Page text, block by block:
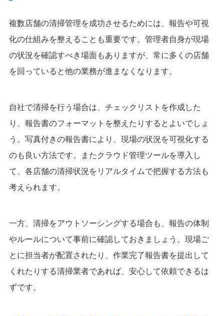
複数店舗の清掃管理を成功させるためには、報告や可視
化の仕組みを整えることも重要です。管理者自身が現場
の状況を確認すべき場面もありますが、常に多くの店舗
を回っていると他の業務が進まなくなります。
自社で清掃を行う場合は、チェックリストを作成した
り、報告書のフォーマットを整えたりするとよいでしょ
う。写真付きの報告書により、現場の状況を可視化する
のも良い方法です。またクラウド管理ツールを導入し
て、各店舗の清掃状況をリアルタイムで把握する方法も
考えられます。
一方、清掃をアウトソーシングする場合も、報告の体制
やルールについて事前に確認しておきましょう。現場ご
とに担当者が配置されたり、作業完了報告書を提出して
くれたりする清掃業者であれば、安心して依頼できるは
ずです。